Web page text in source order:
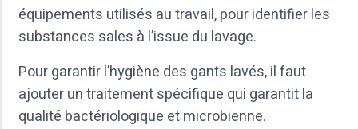
équipements utilisés au travail, pour identifier les
substances sales à l’issue du lavage.
Pour garantir l’hygiène des gants lavés, il faut
ajouter un traitement spécifique qui garantit la
qualité bactériologique et microbienne.